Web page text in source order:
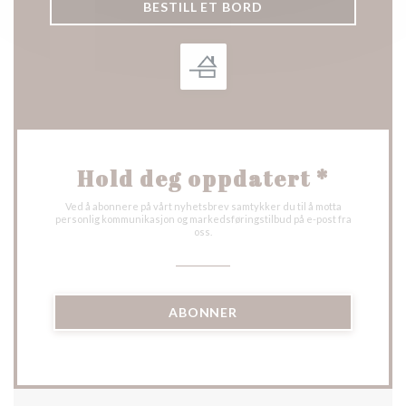
BESTILL ET BORD
Hold deg oppdatert *
Ved å abonnere på vårt nyhetsbrev samtykker du til å motta
personlig kommunikasjon og markedsføringstilbud på e-post fra
oss.
ABONNER